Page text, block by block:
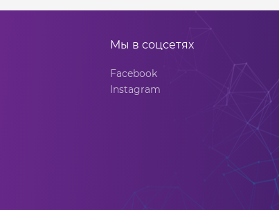
Мы в соцсетях
Facebook
Instagram